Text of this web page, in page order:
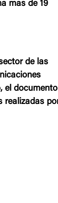
mas de 19
de las
el
realizadas